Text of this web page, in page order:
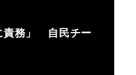
責務」 自民チー